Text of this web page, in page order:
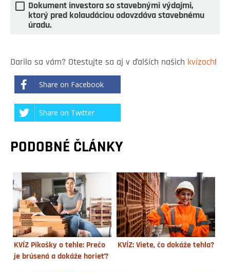
Dokument investora so stavebnými výdajmi,
ktorý pred kolaudáciou odovzdáva stavebnému
úradu.
Darilo sa vám? Otestujte sa aj v ďalších našich kvízoch!
Share on Facebook
Share on Twitter
PODOBNÉ ČLÁNKY
KVÍZ Pikošky o tehle: Prečo
je brúsená a dokáže horieť?
KVÍZ: Viete, čo dokáže tehla?